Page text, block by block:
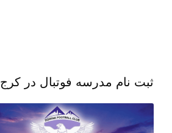
ثبت نام مدرسه فوتبال در کرج